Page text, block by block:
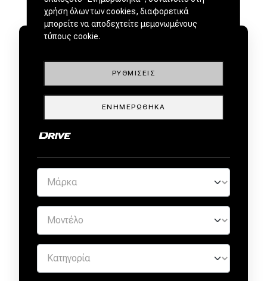
ΜΕΤΑΧΕΙΡΙΣΜΕΝΑ ΑΠΟ
ΕΜΠΙΣΤΟΥΣ ΕΜΠΟΡΟΥΣ by
χρήση όλων των cookies, διαφορετικά
μπορείτε να αποδεχτείτε μεμονωμένους
τύπους cookie.
ΡΥΘΜΊΣΕΙΣ
ΕΝΗΜΕΡΏΘΗΚΑ